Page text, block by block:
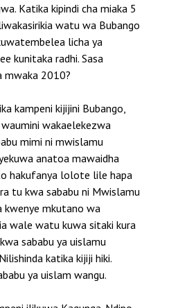
Katika kipindi cha miaka 5
watu wa Bubango
licha ya
kunitaka radhi. Sasa
mwaka 2010?
kampeni kijijini Bubango,
wakaelekezwa
mimi ni mwislamu
anatoa mawaidha
hakufanya lolote lile hapa
tu kwa sababu ni Mwislamu
kwenye mkutano wa
wale watu kuwa sitaki kura
sababu ya uislamu
katika kijiji hiki.
ya uislam wangu.